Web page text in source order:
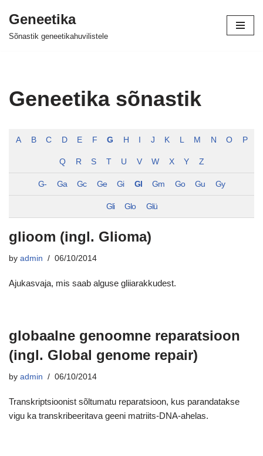
Skip
Geneetika
Sõnastik geneetikahuvilistele
Geneetika sõnastik
A B C D E F G H J K L M N O P
Q R S T U V W X Y Z
G- Ga Gc Ge Gi Gl Gm Go Gu Gy
Gli Glo Glü
glioom (ingl. Glioma)
by admin 06/10/2014
Ajukasvaja, mis saab alguse gliiarakkudest.
globaalne genoomne reparatsioon
(ingl. Global genome repair)
by admin 06/10/2014
Transkriptsioonist sõltumatu reparatsioon, kus parandatakse
vigu ka transkribeeritava geeni matriits-DNA-ahelas.